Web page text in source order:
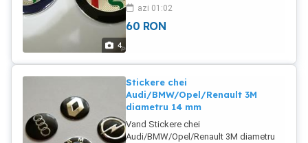
4
azi 01:02
60 RON
Stickere chei
Audi/BMW/Opel/Renault 3M
diametru 14 mm
Vand Stickere chei
Audi/BMW/Opel/Renault 3M diametru